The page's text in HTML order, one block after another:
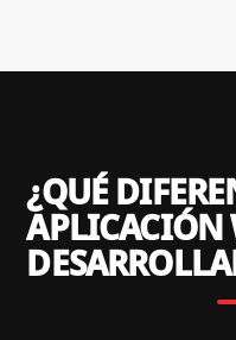
¿QUÉ
APLICACIÓN